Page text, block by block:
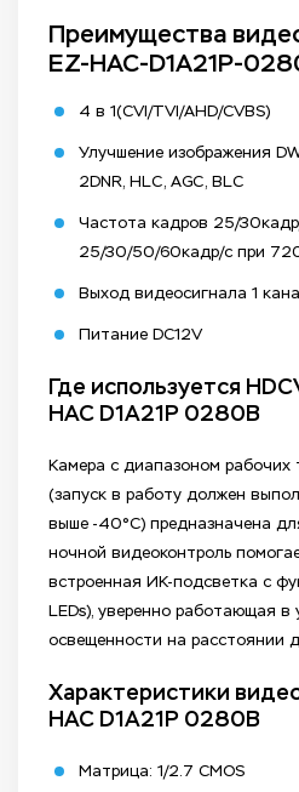
Преимущества
EZ-HAC-D1A21P-
4 в 1(CVI/TVI/AHD/CVBS)
Улучшение изображения
2DNR, HLC, AGC, BLC
Частота кадров 25/
25/30/50/60кадр/с при
Выход видеосигнала 1
Питание DC12V
Где используется
HAC D1A21P 0280B
Камера с диапазоном рабочих
(запуск в работу должен
выше -40°C) предназначена
ночной видеоконтроль
встроенная ИК-подсветка с
LEDs), уверенно работающая в
освещенности на расстоянии
Характеристики
HAC D1A21P 0280B
Матрица: 1/2.7 CMOS